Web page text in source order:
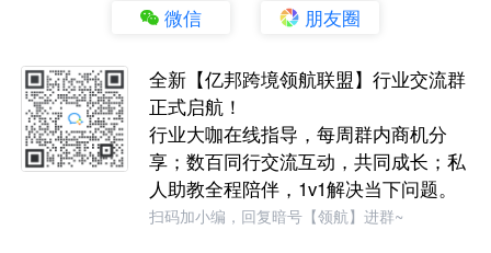
微信 朋友圈
全新【亿邦跨境领航联盟】行业交流群
正式启航！
行业大咖在线指导，每周群内商机分
享；数百同行交流互动，共同成长；私
人助教全程陪伴，1v1解决当下问题。
扫码加小编，回复暗号【领航】进群~